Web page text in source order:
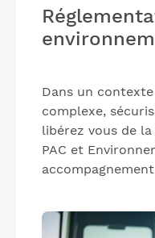
Dans un
complexe,
libérez vous de
PAC et